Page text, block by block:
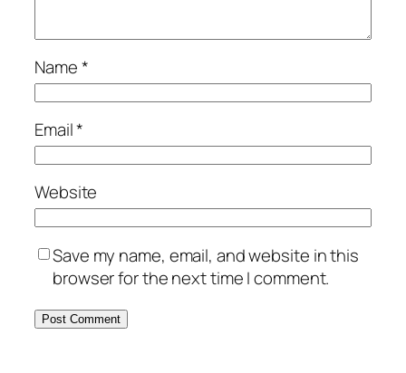
Name*
Email*
Website
Save my name, email, and website in this
browser for the next time I comment.